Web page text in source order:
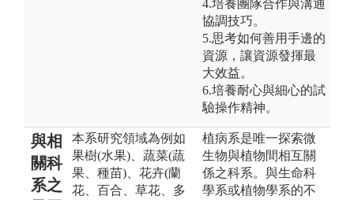
4.培養團隊合作與溝通
協調技巧。
5.思考如何善用手邊的
資源，讓資源發揮最
大效益。
6.培養耐心與細心的試
驗操作精神。
與相
關科
系之
本系研究領域為例如
果樹(水果)、蔬菜(蔬
果、種苗)、花卉(蘭
花、百合、草花、多
植病系是唯一探索微
生物與植物間相互關
係之科系。與生命科
學系或植物學系的不